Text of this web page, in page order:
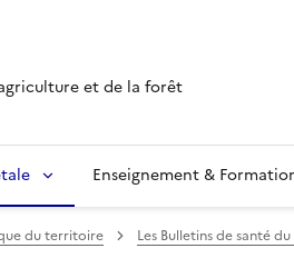
et de la forêt
Enseignement &
du territoire Les Bulletins de santé